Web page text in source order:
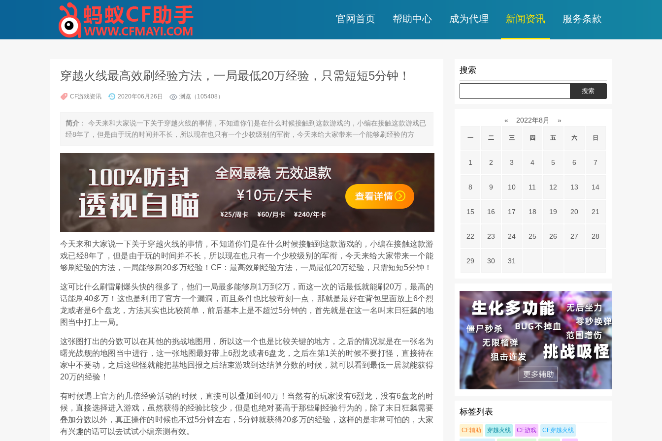
官网首页 帮助中心 成为代理 新闻资讯 服务条款
穿越火线最高效刷经验方法，一局最低20万经验，只需短短5分钟！
CF游戏资讯 2020年06月26日 浏览（105408）
简介 ： 今天来和大家说一下关于穿越火线的事情，不知道你们是在什么时候接触到这款游戏的，小编在接触这款游戏已
经8年了，但是由于玩的时间并不长，所以现在也只有一个少校级别的军衔，今天来给大家带来一个能够刷经验的方
今天来和大家说一下关于穿越火线的事情，不知道你们是在什么时候接触到这款游戏的，小编在接触这款游
戏已经8年了，但是由于玩的时间并不长，所以现在也只有一个少校级别的军衔，今天来给大家带来一个能
够刷经验的方法，一局能够刷20多万经验！CF：最高效刷经验方法，一局最低20万经验，只需短短5分钟！
这可比什么刷雷刷爆头快的很多了，他们一局最多能够刷1万到2万，而这一次的话最低就能刷20万，最高的
话能刷40多万！这也是利用了官方一个漏洞，而且条件也比较苛刻一点，那就是最好在背包里面放上6个烈
龙或者是6个盘龙，方法其实也比较简单，前后基本上是不超过5分钟的，首先就是在这一名叫末日狂飙的地
图当中打上一局。
这张图打出的分数可以在其他的挑战地图用，所以这一个也是比较关键的地方，之后的情况就是在一张名为
曙光战舰的地图当中进行，这一张地图最好带上6烈龙或者6盘龙，之后在第1关的时候不要打怪，直接待在
家中不要动，之后这些怪就能把基地回报之后结束游戏到达结算分数的时候，就可以看到最低一居就能获得
20万的经验！
有时候遇上官方的几倍经验活动的时候，直接可以叠加到40万！当然有的玩家没有6烈龙，没有6盘龙的时
候，直接选择进入游戏，虽然获得的经验比较少，但是也绝对要高于那些刷经验行为的，除了末日狂飙需要
叠加分数以外，真正操作的时候也不过5分钟左右，5分钟就获得20多万的经验，这样的是非常可怕的，大家
有兴趣的话可以去试试小编亲测有效。
搜索
« 2022年8月 »
一 二 三 四 五 六 日
1 2 3 4 5 6 7
8 9 10 11 12 13 14
15 16 17 18 19 20 21
22 23 24 25 26 27 28
29 30 31
标签列表
CF辅助 穿越火线 CF游戏 CF穿越火线